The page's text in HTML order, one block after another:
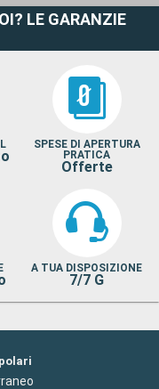
LE GARANZIE
SPESE DI APERTURA
PRATICA
Offerte
A TUA DISPOSIZIONE
7/7 G